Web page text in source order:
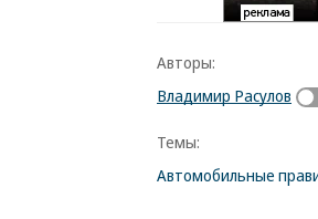
Авторы:
Владимир Расулов
Темы:
Автомобильные